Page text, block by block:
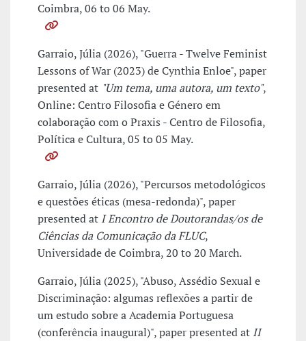
Coimbra, 06 to 06 May.
Garraio, Júlia (2026), "Guerra - Twelve Feminist
Lessons of War (2023) de Cynthia Enloe", paper
presented at "Um tema, uma autora, um texto",
Online: Centro Filosofia e Género em
colaboração com o Praxis - Centro de Filosofia,
Política e Cultura, 05 to 05 May.
Garraio, Júlia (2026), "Percursos metodológicos
e questões éticas (mesa-redonda)", paper
presented at I Encontro de Doutorandas/os de
Ciências da Comunicação da FLUC,
Universidade de Coimbra, 20 to 20 March.
Garraio, Júlia (2025), "Abuso, Assédio Sexual e
Discriminação: algumas reflexões a partir de
um estudo sobre a Academia Portuguesa
(conferência inaugural)", paper presented at II